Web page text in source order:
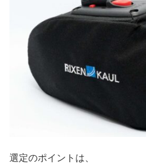
選定のポイントは、